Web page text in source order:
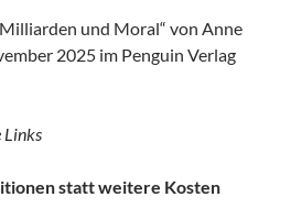
und Moral“ von Anne
2025 im Penguin Verlag
Links
statt weitere Kosten